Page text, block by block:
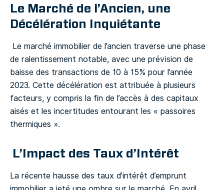
Le Marché de l’Ancien, une
Décélération Inquiétante
Le marché immobilier de l’ancien traverse une phase
de ralentissement notable, avec une prévision de
baisse des transactions de 10 à 15% pour l’année
2023. Cette décélération est attribuée à plusieurs
facteurs, y compris la fin de l’accès à des capitaux
aisés et les incertitudes entourant les « passoires
thermiques ».
L’Impact des Taux d’Intérêt
La récente hausse des taux d’intérêt d’emprunt